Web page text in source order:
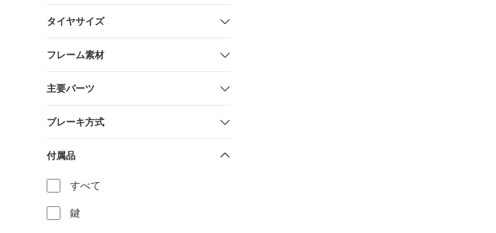
タイヤサイズ
フレーム素材
主要パーツ
ブレーキ方式
付属品
すべて
鍵